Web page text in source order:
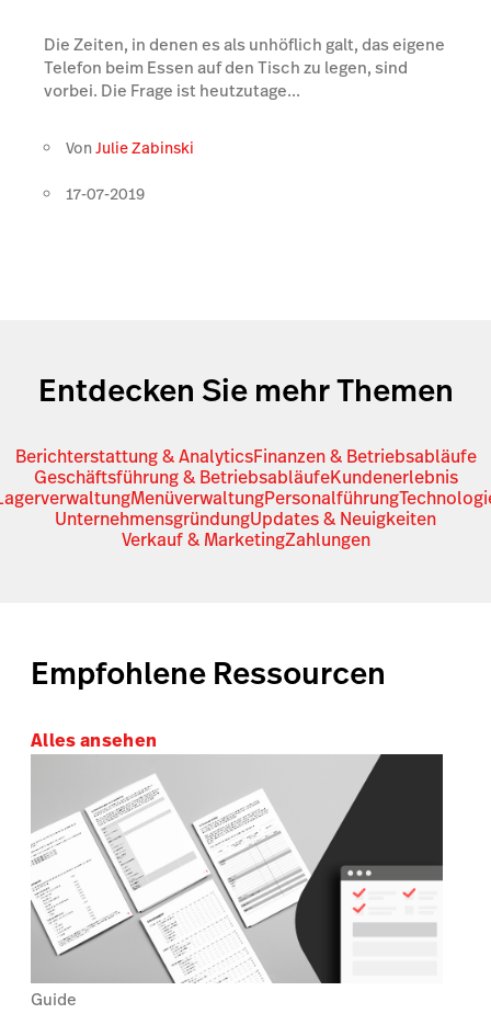
Die Zeiten, in denen es als unhöflich galt, das eigene
Telefon beim Essen auf den Tisch zu legen, sind
vorbei. Die Frage ist heutzutage...
VonJulie Zabinski
17-07-2019
Entdecken Sie mehr Themen
Berichterstattung & AnalyticsFinanzen & Betriebsabläufe
Geschäftsführung & BetriebsabläufeKundenerlebnis
MenüverwaltungPersonalführung
UnternehmensgründungUpdates & Neuigkeiten
Verkauf & MarketingZahlungen
Empfohlene Ressourcen
Alles ansehen
Guide